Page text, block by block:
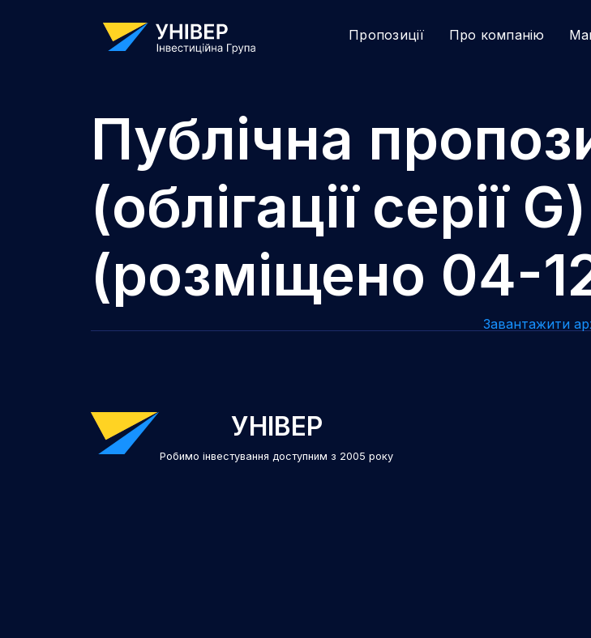
Пропозиції Про компанію
Публічна
(облігації серії G)
(розміщено 04-
Завантажити
УНІВЕР
Робимо інвестування доступним з 2005 року